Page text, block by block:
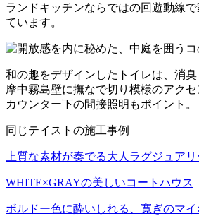
ランドキッチンならではの回遊動線
ています。
和の趣をデザインしたトイレは、消
摩中霧島壁に撫なで切り模様のアクセ
カウンター下の間接照明もポイント。
同じテイストの施工事例
上質な素材が奏でる大人ラグジュアリ
WHITE×GRAYの美しいコートハウス
ボルドー色に酔いしれる 、寛ぎのマイ